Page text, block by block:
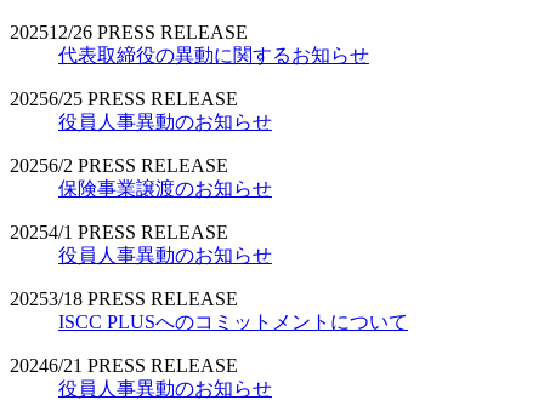
202512/26 PRESS RELEASE
代表取締役の異動に関するお知らせ
20256/25 PRESS RELEASE
役員人事異動のお知らせ
20256/2 PRESS RELEASE
保険事業譲渡のお知らせ
20254/1 PRESS RELEASE
役員人事異動のお知らせ
20253/18 PRESS RELEASE
ISCC PLUSへのコミットメントについて
20246/21 PRESS RELEASE
役員人事異動のお知らせ